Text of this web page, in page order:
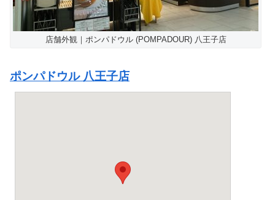
店舗外観｜ポンパドウル (POMPADOUR) 八王子店
ポンパドウル 八王子店